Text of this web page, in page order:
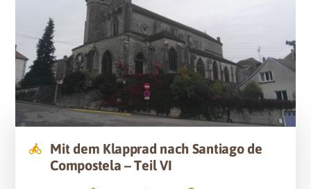
Mit dem Klapprad nach Santiago de
Compostela – Teil VI